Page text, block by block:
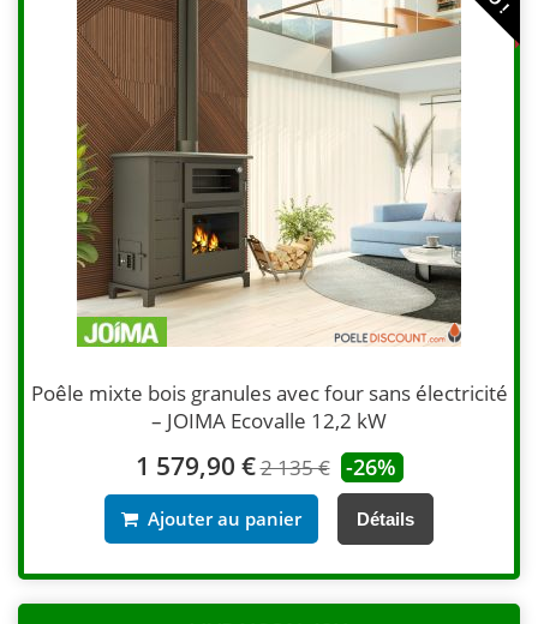
Poêle mixte bois granules avec four sans électricité
– JOIMA Ecovalle 12,2 kW
1 579,90 €2 135 € -26%
Ajouter au panier Détails